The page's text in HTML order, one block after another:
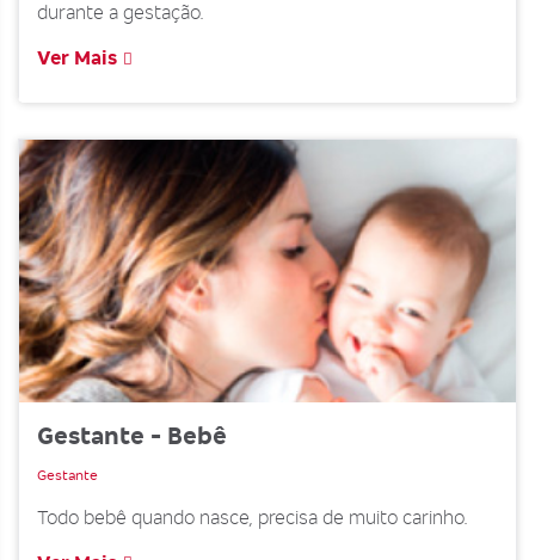
durante a gestação.
Ver Mais
Gestante - Bebê
Gestante
Todo bebê quando nasce, precisa de muito carinho.